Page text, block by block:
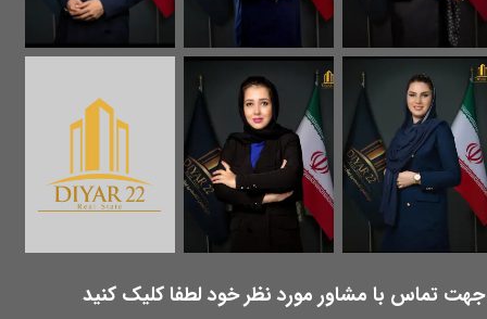
​جهت تماس با مشاور مورد نظر خود لطفا کلیک کنید